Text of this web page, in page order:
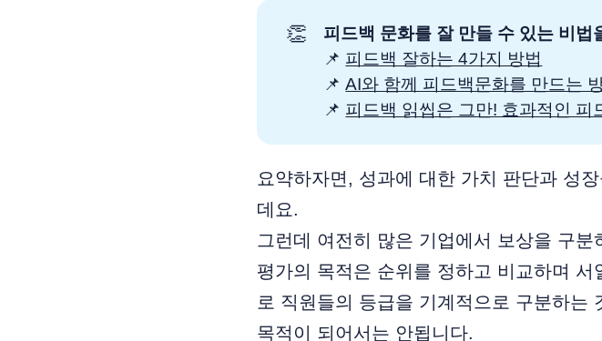
👏
피드백 문화를 잘 만들 수 있는 비법
📌 피드백 잘하는 4가지 방법
📌AI와 함께 피드백문화를 만드는
📌 피드백 읽씹은 그만! 효과적인 피
요약하자면, 성과에 대한 가치 판단과 성
데요.
그런데 여전히 많은 기업에서 보상을 구
평가의 목적은 순위를 정하고 비교하며
로 직원들의 등급을 기계적으로 구분하는
목적이 되어서는 안됩니다.